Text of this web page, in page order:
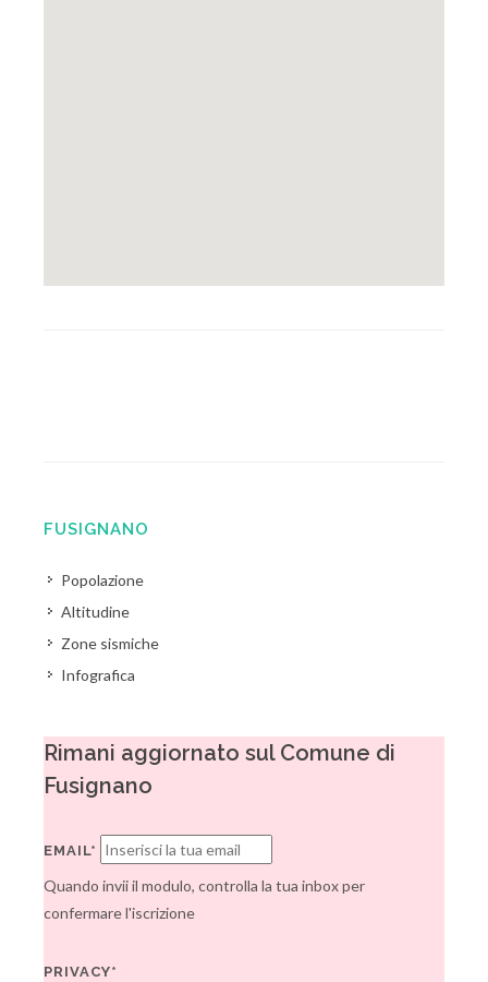
FUSIGNANO
Popolazione
Altitudine
Zone sismiche
Infografica
Rimani aggiornato sul Comune di
Fusignano
EMAIL*
Quando invii il modulo, controlla la tua inbox per
confermare l'iscrizione
PRIVACY*